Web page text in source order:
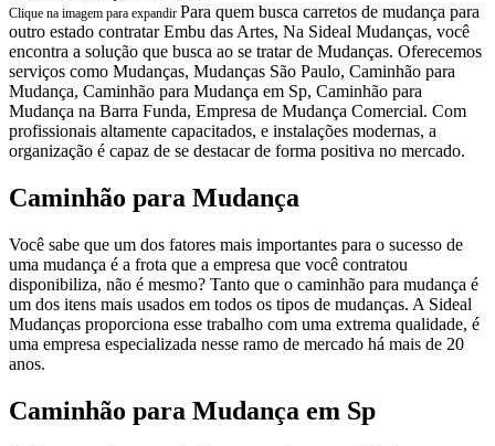
Clique na imagem para expandir Para quem busca carretos de mudança para
outro estado contratar Embu das Artes, Na Sideal Mudanças, você
encontra a solução que busca ao se tratar de Mudanças. Oferecemos
serviços como Mudanças, Mudanças São Paulo, Caminhão para
Mudança, Caminhão para Mudança em Sp, Caminhão para
Mudança na Barra Funda, Empresa de Mudança Comercial. Com
profissionais altamente capacitados, e instalações modernas, a
organização é capaz de se destacar de forma positiva no mercado.
Caminhão para Mudança
Você sabe que um dos fatores mais importantes para o sucesso de
uma mudança é a frota que a empresa que você contratou
disponibiliza, não é mesmo? Tanto que o caminhão para mudança é
um dos itens mais usados em todos os tipos de mudanças. A Sideal
Mudanças proporciona esse trabalho com uma extrema qualidade, é
uma empresa especializada nesse ramo de mercado há mais de 20
anos.
Caminhão para Mudança em Sp